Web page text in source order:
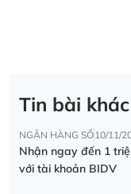
Tin bài khác
NGÂN HÀNG SỐ10/11/
Nhận ngay đến 1
với tài khoản BIDV